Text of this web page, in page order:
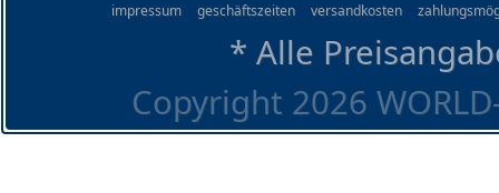
impressum geschäftszeiten versandkosten
* Alle
Copyright 2026